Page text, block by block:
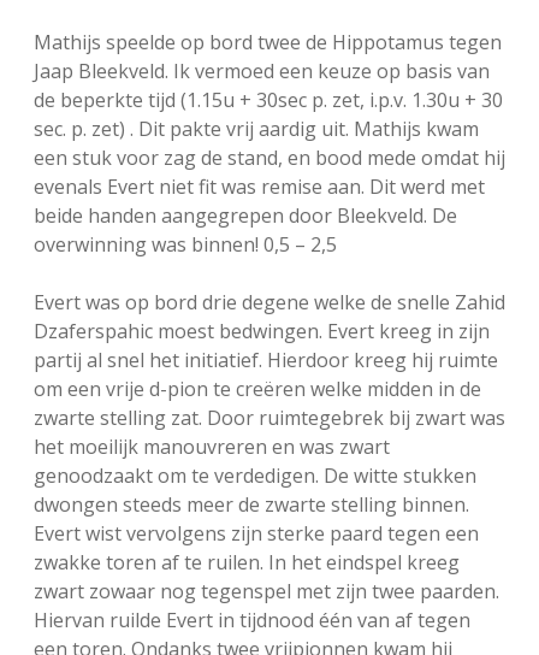
Mathijs speelde op bord twee de Hippotamus tegen
Jaap Bleekveld. Ik vermoed een keuze op basis van
de beperkte tijd (1.15u + 30sec p. zet, i.p.v. 1.30u + 30
sec. p. zet) . Dit pakte vrij aardig uit. Mathijs kwam
een stuk voor zag de stand, en bood mede omdat hij
evenals Evert niet fit was remise aan. Dit werd met
beide handen aangegrepen door Bleekveld. De
overwinning was binnen! 0,5 – 2,5
Evert was op bord drie degene welke de snelle Zahid
Dzaferspahic moest bedwingen. Evert kreeg in zijn
partij al snel het initiatief. Hierdoor kreeg hij ruimte
om een vrije d-pion te creëren welke midden in de
zwarte stelling zat. Door ruimtegebrek bij zwart was
het moeilijk manouvreren en was zwart
genoodzaakt om te verdedigen. De witte stukken
dwongen steeds meer de zwarte stelling binnen.
Evert wist vervolgens zijn sterke paard tegen een
zwakke toren af te ruilen. In het eindspel kreeg
zwart zowaar nog tegenspel met zijn twee paarden.
Hiervan ruilde Evert in tijdnood één van af tegen
een toren. Ondanks twee vrijpionnen kwam hij